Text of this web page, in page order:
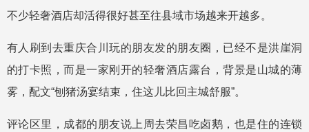
不少轻奢酒店却活得很好甚至往县域市场越来开越多。
有人刷到去重庆合川玩的朋友发的朋友圈，已经不是洪崖洞
的打卡照，而是一家刚开的轻奢酒店露台，背景是山城的薄
雾，配文“刨猪汤宴结束，住这儿比回主城舒服”。
评论区里，成都的朋友说上周去荣昌吃卤鹅，也是住的连锁